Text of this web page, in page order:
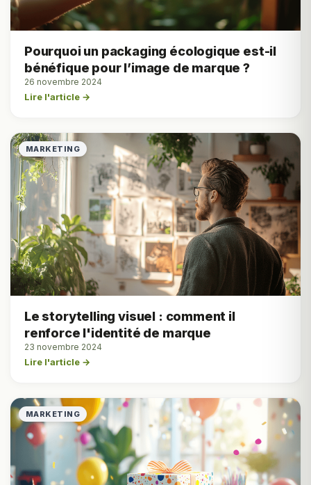
Pourquoi un packaging écologique est-il
bénéfique pour l’image de marque ?
26 novembre 2024
Lire l'article →
MARKETING
Le storytelling visuel : comment il
renforce l'identité de marque
23 novembre 2024
Lire l'article →
MARKETING